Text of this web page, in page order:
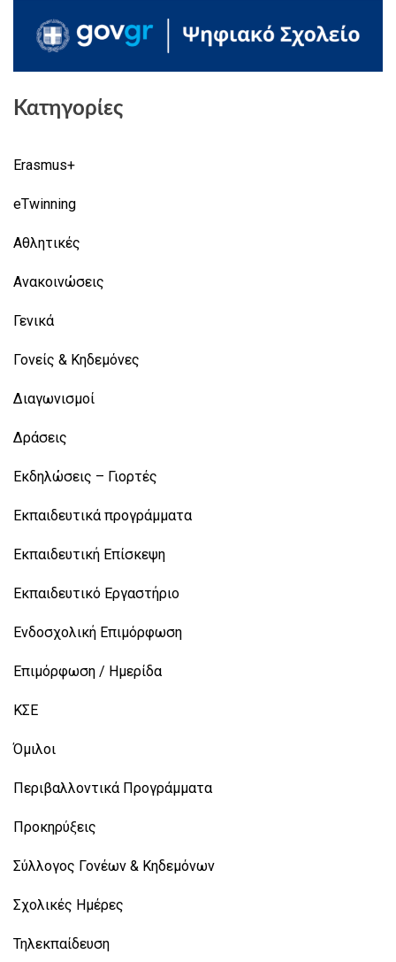
Κατηγορίες
Erasmus+
eTwinning
Αθλητικές
Ανακοινώσεις
Γενικά
Γονείς & Κηδεμόνες
Διαγωνισμοί
Δράσεις
Εκδηλώσεις – Γιορτές
Εκπαιδευτικά προγράμματα
Εκπαιδευτική Επίσκεψη
Εκπαιδευτικό Εργαστήριο
Ενδοσχολική Επιμόρφωση
Επιμόρφωση / Ημερίδα
ΚΣΕ
Όμιλοι
Περιβαλλοντικά Προγράμματα
Προκηρύξεις
Σύλλογος Γονέων & Κηδεμόνων
Σχολικές Ημέρες
Τηλεκπαίδευση